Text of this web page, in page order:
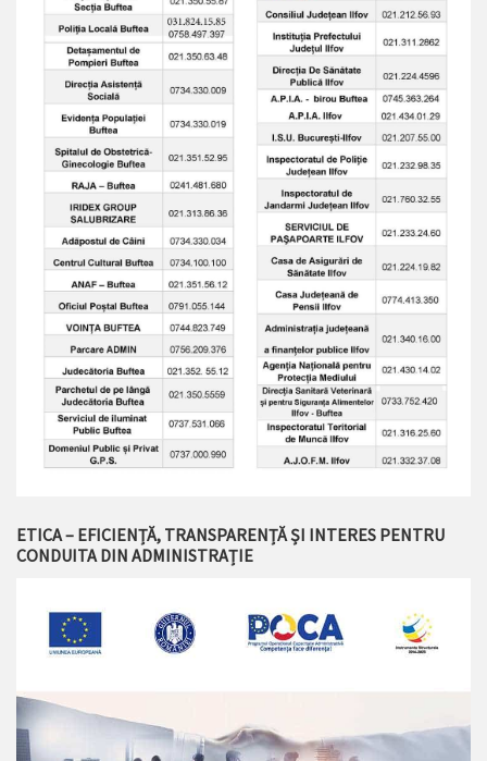
ETICA – EFICIENȚĂ, TRANSPARENȚĂ ȘI INTERES PENTRU
CONDUITA DIN ADMINISTRAȚIE